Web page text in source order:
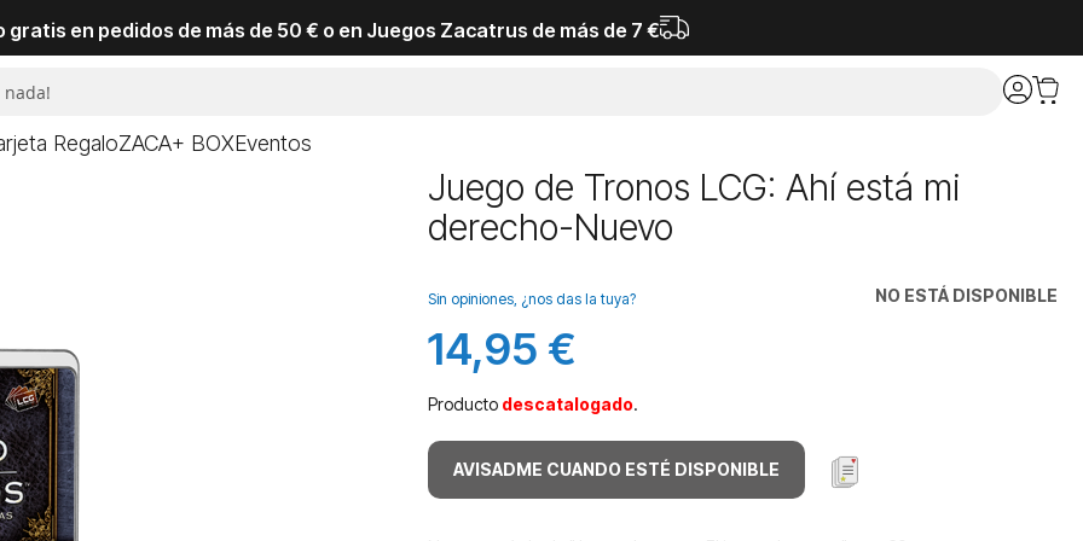
gratis en pedidos de más de 50 € o en Juegos Zacatrus de más de 7 €
RegaloZACA+ BOXEventos
Juego de Tronos LCG: Ahí está mi
derecho-Nuevo
NO ESTÁ DISPONIBLE
Sin opiniones, ¿nos das la tuya?
14,95 €
Producto descatalogado.
AVISADME CUANDO ESTÉ DISPONIBLE